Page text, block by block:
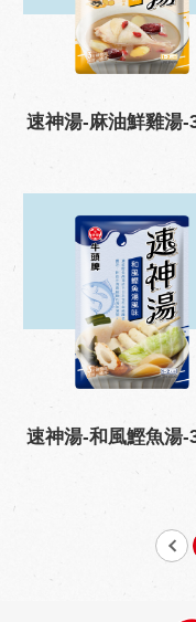
速神湯-麻油鮮雞湯-
速神湯-和風鰹魚湯-